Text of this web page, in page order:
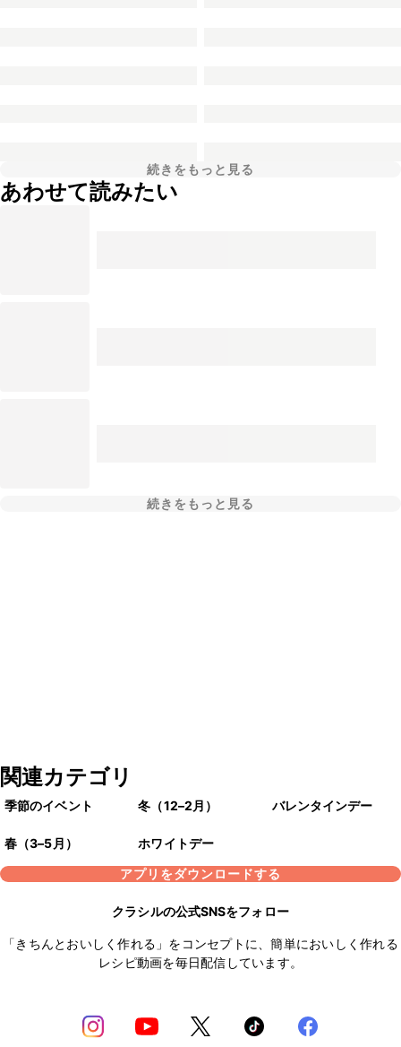
続きをもっと見る
あわせて読みたい
続きをもっと見る
関連カテゴリ
季節のイベント 冬（12–2月） バレンタインデー
春（3–5月）
ホワイトデー
アプリをダウンロードする
クラシルの公式SNSをフォロー
「きちんとおいしく作れる」をコンセプトに、簡単においしく作れる
レシピ動画を毎日配信しています。